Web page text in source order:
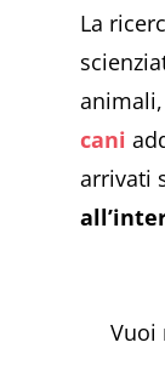
La
cani
arrivati
Vuoi